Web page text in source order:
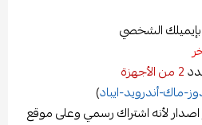
ايباد)
رسمي وعلى موقع